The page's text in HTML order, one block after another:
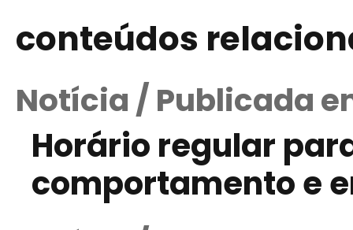
conteúdos
Notícia / Publicada
Horário regular
comportamento e